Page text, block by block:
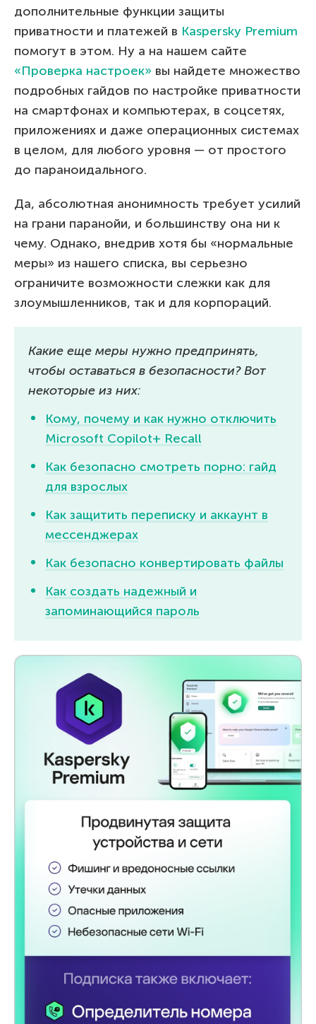
дополнительные функции защиты
приватности и платежей в Kaspersky Premium
помогут в этом. Ну а на нашем сайте
«Проверка настроек» вы найдете множество
подробных гайдов по настройке приватности
на смартфонах и компьютерах, в соцсетях,
приложениях и даже операционных системах
в целом, для любого уровня — от простого
до параноидального.
Да, абсолютная анонимность требует усилий
на грани паранойи, и большинству она ни к
чему. Однако, внедрив хотя бы «нормальные
меры» из нашего списка, вы серьезно
ограничите возможности слежки как для
злоумышленников, так и для корпораций.
Какие еще меры нужно предпринять,
чтобы оставаться в безопасности? Вот
некоторые из них:
Кому, почему и как нужно отключить
Microsoft Copilot+ Recall
Как безопасно смотреть порно: гайд
для взрослых
Как защитить переписку и аккаунт в
мессенджерах
Как безопасно конвертировать файлы
Как создать надежный и
запоминающийся пароль